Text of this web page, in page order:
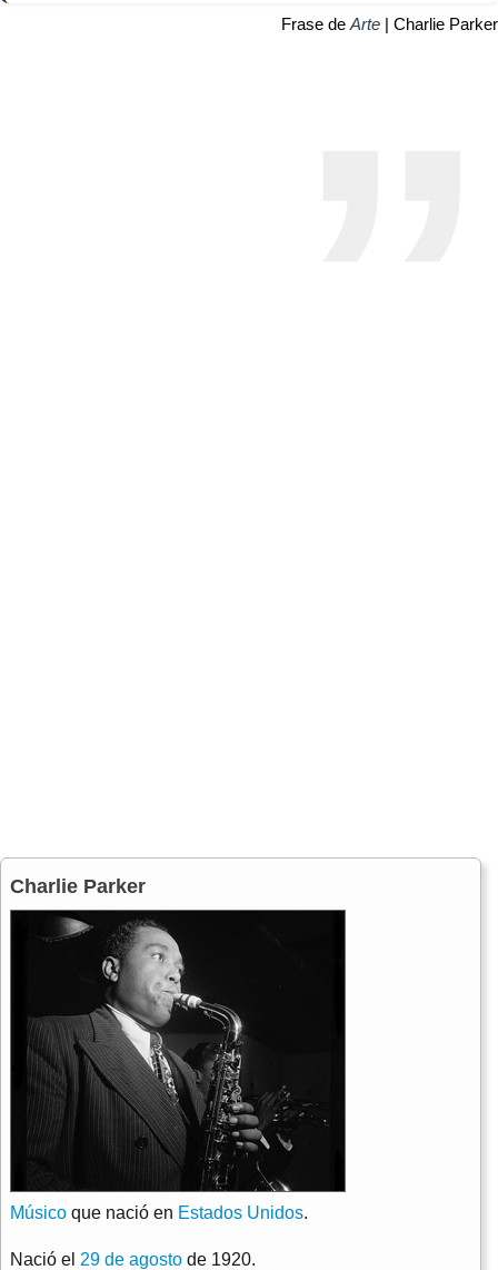
Frase de Arte | Charlie Parker
Charlie Parker
Músico que nació en Estados Unidos.
Nació el 29 de agosto de 1920.